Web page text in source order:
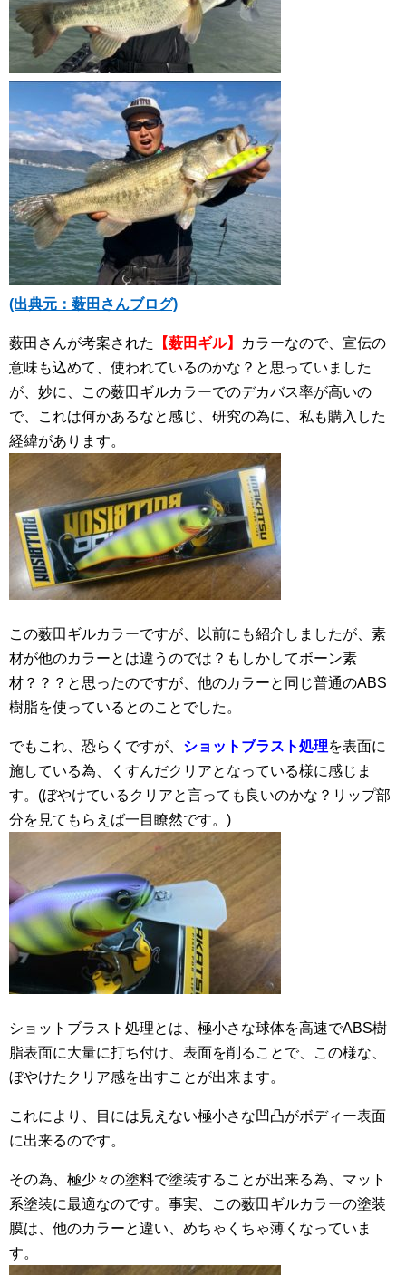
(出典元：薮田さんブログ)
薮田さんが考案された 【薮田ギル】
カラーなので、宣伝の
意味も込めて、使われているのかな？と思っていました
が、妙に、この薮田ギルカラーでのデカバス率が高いの
で、これは何かあるなと感じ、研究の為に、私も購入した
経緯があります。
この薮田ギルカラーですが、以前にも紹介しましたが、素
材が他のカラーとは違うのでは？もしかしてボーン素
材？？？と思ったのですが、他のカラーと同じ普通のABS
樹脂を使っているとのことでした。
でもこれ、恐らくですが、 ショットブラスト処理を表面に
施している為、くすんだクリアとなっている様に感じま
す。(ぼやけているクリアと言っても良いのかな？リップ部
分を見てもらえば一目瞭然です。)
ショットブラスト処理とは、極小さな球体を高速でABS樹
脂表面に大量に打ち付け、表面を削ることで、この様な、
ぼやけたクリア感を出すことが出来ます。
これにより、目には見えない極小さな凹凸がボディー表面
に出来るのです。
その為、極少々の塗料で塗装することが出来る為、マット
系塗装に最適なのです。事実、この薮田ギルカラーの塗装
膜は、他のカラーと違い、めちゃくちゃ薄くなっていま
す。